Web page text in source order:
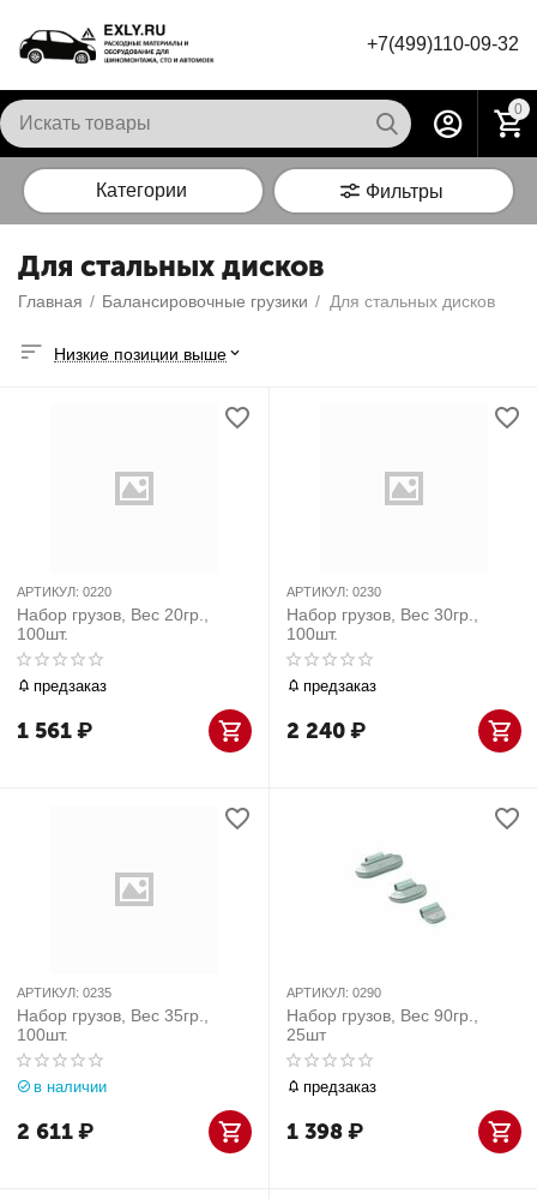
+7(499)110-09-32
0
Категории Фильтры
Для стальных дисков
Главная / Балансировочные грузики / Для стальных дисков
Низкие позиции выше
АРТИКУЛ: 0220
Набор грузов, Вес 20гр.,
100шт.
предзаказ
1 561₽
АРТИКУЛ: 0230
Набор грузов, Вес 30гр.,
100шт.
предзаказ
2 240₽
АРТИКУЛ: 0235
Набор грузов, Вес 35гр.,
100шт.
в наличии
2 611₽
АРТИКУЛ: 0290
Набор грузов, Вес 90гр.,
25шт
предзаказ
1 398₽